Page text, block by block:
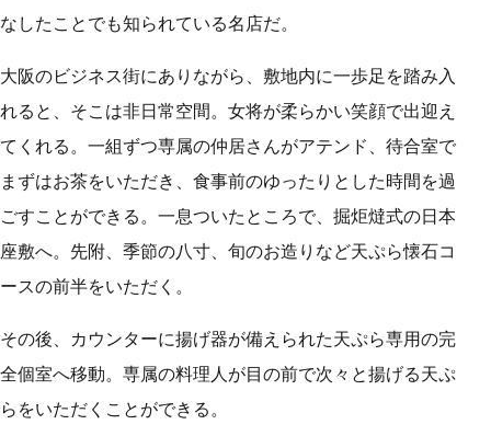
なしたことでも知られている名店だ。
大阪のビジネス街にありながら、敷地内に一歩足を踏み入
れると、そこは非日常空間。女将が柔らかい笑顔で出迎え
てくれる。一組ずつ専属の仲居さんがアテンド、待合室で
まずはお茶をいただき、食事前のゆったりとした時間を過
ごすことができる。一息ついたところで、掘炬燵式の日本
座敷へ。先附、季節の八寸、旬のお造りなど天ぷら懐石コ
ースの前半をいただく。
その後、カウンターに揚げ器が備えられた天ぷら専用の完
全個室へ移動。専属の料理人が目の前で次々と揚げる天ぷ
らをいただくことができる。